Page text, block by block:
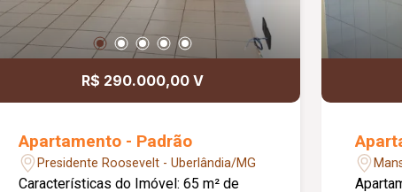
R$ 290.000,00 V
Apartamento - Padrão
Presidente Roosevelt - Uberlândia/MG
Características do Imóvel: 65 m² de Apartamento